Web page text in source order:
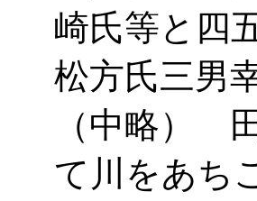
崎氏等と四
松方氏三男
（中略）
て川をあち